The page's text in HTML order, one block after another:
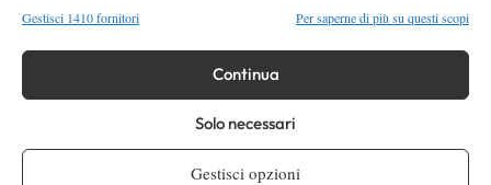
Gestisci 1410 fornitori Per saperne di più su questi scopi
Continua
Solo necessari
Gestisci opzioni
X